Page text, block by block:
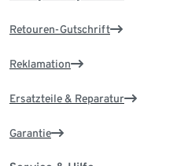
Retouren-Gutschrift
Reklamation
Ersatzteile & Reparatur
Garantie